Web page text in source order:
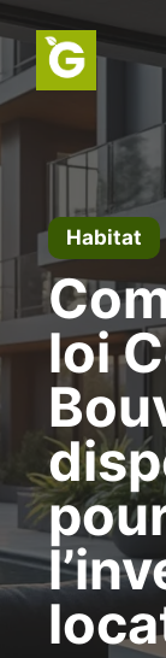
au
contenu
Habitat
loi